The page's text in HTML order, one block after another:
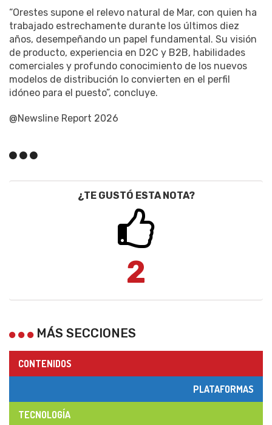
“Orestes supone el relevo natural de Mar, con quien ha
trabajado estrechamente durante los últimos diez
años, desempeñando un papel fundamental. Su visión
de producto, experiencia en D2C y B2B, habilidades
comerciales y profundo conocimiento de los nuevos
modelos de distribución lo convierten en el perfil
idóneo para el puesto”, concluye.
@Newsline Report 2026
¿TE GUSTÓ ESTA NOTA?
2
MÁS SECCIONES
CONTENIDOS
PLATAFORMAS
TECNOLOGÍA